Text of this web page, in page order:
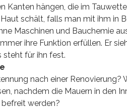
Kanten hängen, die im
schält, falls man mit ihm in
Maschinen und Bauchemie
ihre Funktion erfüllen. Er
steht für ihn fest.
nach einer
nachdem die Mauern in den
werden?